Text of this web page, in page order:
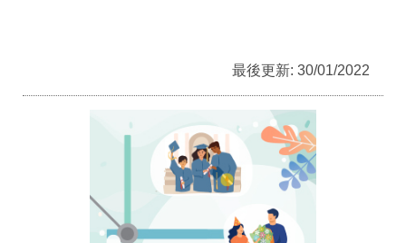
最後更新: 30/01/2022